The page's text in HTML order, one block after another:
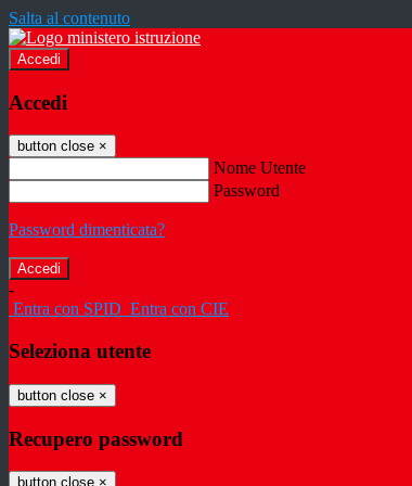
Salta al contenuto
Accedi
Accedi
button close ×
Nome Utente
Password
Password dimenticata?
-
Entra con SPID Entra con CIE
Seleziona utente
button close ×
Recupero password
button close ×